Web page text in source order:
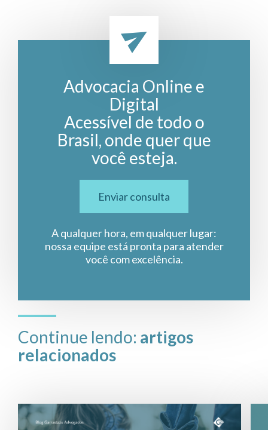
Advocacia Online e
Digital
Acessível de todo o
Brasil, onde quer que
você esteja.
Enviar consulta
A qualquer hora, em qualquer lugar:
nossa equipe está pronta para atender
você com excelência.
Continue lendo: artigos
relacionados